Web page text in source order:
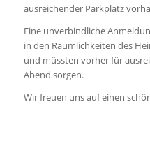
ausreichender Parkplatz
Eine unverbindliche
in den Räumlichkeiten des
und müssten vorher für
Abend sorgen.
Wir freuen uns auf einen